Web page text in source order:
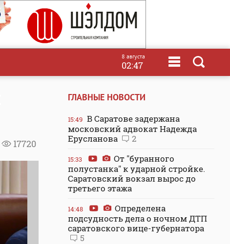
8 августа
02:47
17720
ГЛАВНЫЕ НОВОСТИ
15:49 В Саратове задержана
московский адвокат Надежда
Ерусланова
2
15:33
От "буранного
полустанка" к ударной стройке.
Саратовский вокзал вырос до
третьего этажа
14:48
Определена
подсудность дела о ночном ДТП
саратовского вице-губернатора
5